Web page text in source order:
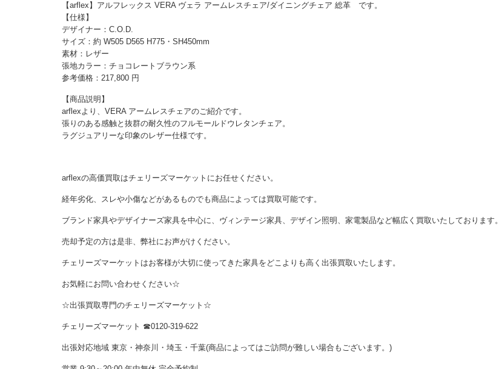
【arflex】アルフレックス VERA ヴェラ アームレスチェア/ダイニングチェア 総革 です。
【仕様】
デザイナー：C.O.D.
サイズ：約 W505 D565 H775・SH450mm
素材：レザー
張地カラー：チョコレートブラウン系
参考価格：217,800 円
【商品説明】
arflexより、VERA アームレスチェアのご紹介です。
張りのある感触と抜群の耐久性のフルモールドウレタンチェア。
ラグジュアリーな印象のレザー仕様です。
arflexの高価買取はチェリーズマーケットにお任せください。
経年劣化、スレや小傷などがあるものでも商品によっては買取可能です。
ブランド家具やデザイナーズ家具を中心に、ヴィンテージ家具、デザイン照明、家電製品など幅広く買取いたしております。
売却予定の方は是非、弊社にお声がけください。
チェリーズマーケットはお客様が大切に使ってきた家具をどこよりも高く出張買取いたします。
お気軽にお問い合わせください☆
☆出張買取専門のチェリーズマーケット☆
チェリーズマーケット ☎︎0120-319-622
出張対応地域 東京・神奈川・埼玉・千葉(商品によってはご訪問が難しい場合もございます。)